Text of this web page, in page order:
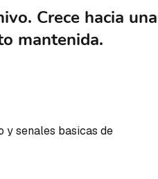
Crece hacia una
mantenida.
y senales basicas de